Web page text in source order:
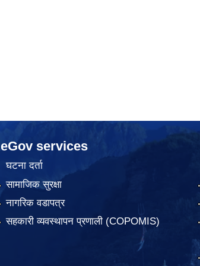
eGov services
घटना दर्ता
सामाजिक सुरक्षा
नागरिक वडापत्र
सहकारी व्यवस्थापन प्रणाली (COPOMIS)